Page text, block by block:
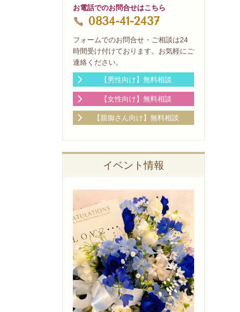
お電話でのお問合せはこちら
0834-41-2437
フォームでのお問合せ・ご相談は24
時間受け付けております。お気軽にご
連絡ください。
【男性向け】無料相談
【女性向け】無料相談
【親御さん向け】無料相談
イベント情報